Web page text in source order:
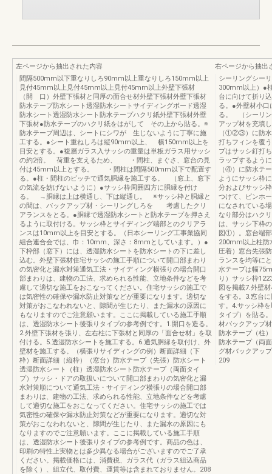
左ページから抽出された内容
間隔500mm以下重なりしろ90mm以上重なりしろ150mm以上
見付45mm以上見付45mm以上見付45mm以上外壁下張材
（開 口）外壁下張材と同厚の面合せ材外壁下張材外壁下張材
防水テープ防水シート透湿防水シートサイディングボード透湿
防水シート透湿防水シート防水テープハクリ紙外壁下張材外壁
下張材●防水テープのハクリ紙をはがして その上から貼る。※
防水テープ周辺は、シートにシワが 生じないように丁寧に施
工する。●シート重ねしろは縦90mm以上、 横150mm以上を
目安とする。●複層ガラス入サッシの重量は単板ガラス用サッシ
の約2倍。 荷重を支えるため、 ・間柱、まぐさ、窓台の見
付は45mm以上とする。 ・間柱は間隔500mm以下で配置す
る。●柱・間柱のピッチで通気胴縁を施工する。 （窓上、窓下
の気流を妨げないように）●サッシ枠周囲四方に胴縁を付け
る。 →胴縁は上は横通し、下は縦通し。 ※サッシ枠と胴縁と
の間は、バックアップ材・シーリングしろを 考慮したクリ
アランスをとる。●胴縁で透湿防水シートと防水テープを押さえ
るように取付ける。サッシ枠とサイディング端部とのクリアラ
ンスは10mm以上を目安とする。（日本シーリング工事業協同
組合連合会では、巾：10mm、深さ：8mmとしています。）●
下枠部（窓下）には、透湿防水シートを防水シートの下に差し
込む。外壁下張材住宅サッシの施工手順について開口部まわり
の気密化と漏水対策通気工法・サイディング横張りの場合開口
部まわりは、建物の工法、求められる性能、立地条件などを考
慮して適切な施工をおこなってください。住宅サッシの施工で
は気密性の確保や漏水防止対策などが重要になります。適切な
対策がおこなわれないと、隙間が生じたり、また漏水の原因に
もなりますのでご注意願います。ここに掲載している施工手順
は、透湿防水シート後張りタイプの参考例です。1.開口を造る。
2.外壁下張材を張り、左右柱に下張材と同厚の「面合せ材」を取
付ける。5.透湿防水シートを施工する。6.通気胴縁を取付け、外
壁材を施工する。（横張りサイディングの例）断面詳細（下
枠）断面詳細（縦枠）（窓台）防水テープ（先張）防水シート
透湿防水シート（柱）透湿防水シート防水テープ（両面タイ
プ）サッシ・ドアの取扱いについて開口部まわりの気密化と漏
水対策順について通気工法・サイディング横張りの場合開口部
まわりは、建物の工法、求められる性能、立地条件などを考慮
して適切な施工をおこなってください。住宅サッシの施工では
気密性の確保や漏水防止対策などが重要になります。適切な対
策がおこなわれないと、隙間が生じたり、また漏水の原因にも
なりますのでご注意願います。ここに掲載している施工手順
は、透湿防水シート後張りタイプの参考例です。商品の色は、
印刷の特性上実物とは多少異なる場合がございますのでご了承
ください。掲載価格には、消費税、ガラス代（ガラス組込商品
を除く）、組立代、取付費、運賃等は含まれておりません。208
右ページから抽出
シーリングシー
300mm以上）●
台に向けて折り
る。●外壁材小口
る。 （シーリン
アップ材を充填
（①②③）に防水
打ちフィンを覆
プはサッシ釘打
ラップするよう
（④）に防水テ
ようにサッシ枠
分およびサッシ
つけて、ピンホ
になされている
なり部分はハク
は、サッシ下枠
図①）。窓台端
200mm以上柱防
圧着）窓台先張
ランスを均等に
水テープは幅
り）サッシ枠
図を掲載7.外壁
をする。3.窓台
す。4.サッシ枠
タイプ）を貼る
材バックアップ
防水テープ（柱
防水テープ（両
グ材バックアッ
209